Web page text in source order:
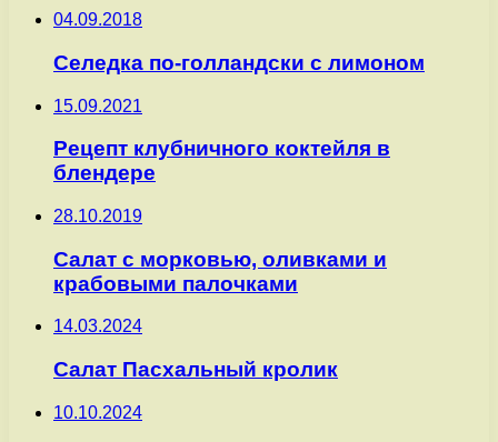
04.09.2018
Селедка по-голландски с лимоном
15.09.2021
Рецепт клубничного коктейля в
блендере
28.10.2019
Салат с морковью, оливками и
крабовыми палочками
14.03.2024
Салат Пасхальный кролик
10.10.2024